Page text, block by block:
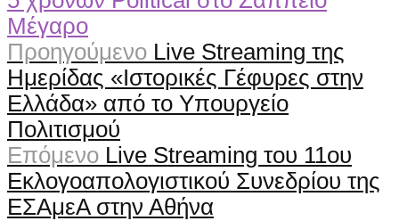
Προηγούμενο Live Streaming της
Ημερίδας «Ιστορικές Γέφυρες στην
Ελλάδα» από το Υπουργείο
Πολιτισμού
Επόμενο Live Streaming του 11ου
Εκλογοαπολογιστικού Συνεδρίου της
ΕΣΑμεΑ στην Αθήνα